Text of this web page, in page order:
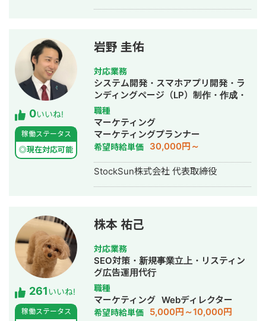
独立。 独立後はフリーランスとなり、
フロントエンドエンジニア兼総合Web
マーケターとして活動。現在はWebコ
ンサルティング会社を創設し、法人と
してStockSunに参画。
0いいね!
稼働ステータス
◎現在対応可能
岩野 圭佑
対応業務
システム開発・スマホアプリ開発・ラ
ンディングページ（LP）制作・作成・
Youtubeチャンネル運営代行・立ち上
げ・ECサイト構築・ネットショップ作
成代行・SEO対策・新規事業立上・
SNS運用代行・ホームページ制作・作
成・リスティング広告運用代行・動画
制作・動画編集
職種
マーケティング
マーケティングプランナー
希望時給単価 30,000円～
StockSun株式会社 代表取締役
261いいね!
稼働ステータス
株本 祐己
対応業務
SEO対策・新規事業立上・リスティン
グ広告運用代行
職種
マーケティング Webディレクター
希望時給単価 5,000円～10,000円